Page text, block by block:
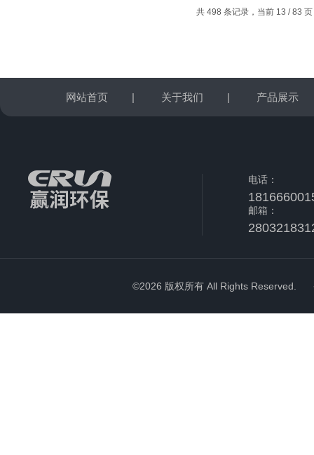
共 498 条记录，当前 13 / 83
网站首页 | 关于我们 | 产品展示
电话：
邮箱：
©2026 版权所有 All Rights Reserved.